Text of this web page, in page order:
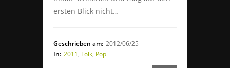
ersten Blick nicht…
Geschrieben am: 2012/06/25
In: 2011, Folk, Pop